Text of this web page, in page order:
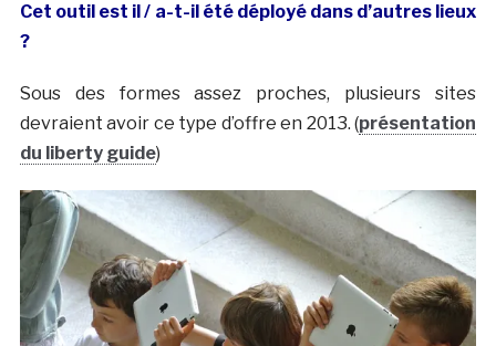
Cet outil est il / a-t-il été déployé dans d’autres lieux
?
Sous des formes assez proches, plusieurs sites
devraient avoir ce type d’offre en 2013. (présentation
du liberty guide)